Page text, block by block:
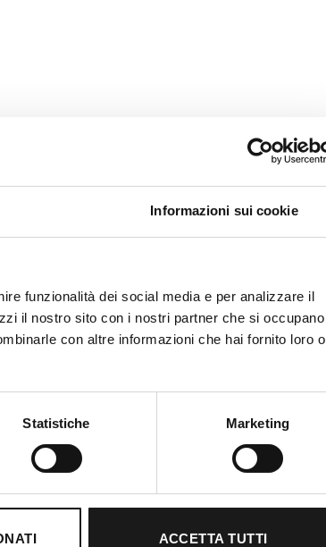
Informazioni sui cookie
funzionalità dei social media e per analizzare il
il nostro sito con i nostri partner che si occupano
con altre informazioni che hai fornito loro o
Statistiche Marketing
ACCETTA TUTTI